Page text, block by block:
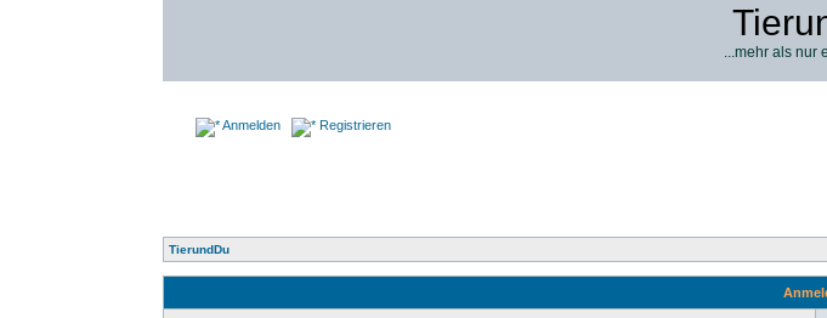
...mehr als nur
Anmelden Registrieren
TierundDu